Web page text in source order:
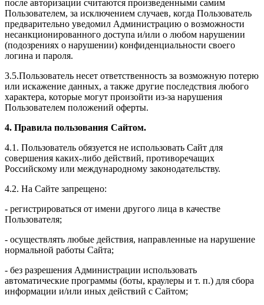
после авторизации считаются произведенными самим
Пользователем, за исключением случаев, когда Пользователь
предварительно уведомил Администрацию о возможности
несанкционированного доступа и/или о любом нарушении
(подозрениях о нарушении) конфиденциальности своего
логина и пароля.
3.5.Пользователь несет ответственность за возможную потерю
или искажение данных, а также другие последствия любого
характера, которые могут произойти из-за нарушения
Пользователем положений оферты.
4. Правила пользования Сайтом.
4.1. Пользователь обязуется не использовать Сайт для
совершения каких-либо действий, противоречащих
Российскому или международному законодательству.
4.2. На Сайте запрещено:
- регистрироваться от имени другого лица в качестве
Пользователя;
- осуществлять любые действия, направленные на нарушение
нормальной работы Сайта;
- без разрешения Администрации использовать
автоматические программы (боты, краулеры и т. п.) для сбора
информации и/или иных действий с Сайтом;